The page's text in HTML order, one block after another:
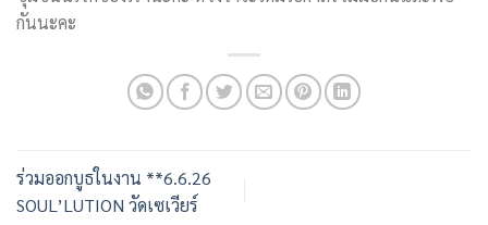
กันนะคะ
ร่วมออกบูธในงาน **6.6.26
SOUL’LUTION วัดเซเวียร์